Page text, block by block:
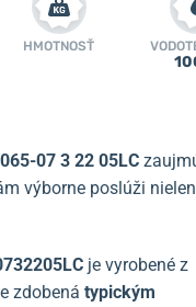
HMOTNOSŤ
07 3 22 05LC
výborne poslúži
je vyrobené z
zdobená typickým